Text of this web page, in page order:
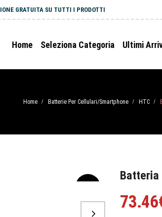
GRATUITA SU TUTTI I PRODOTTI
Home Seleziona Categoria Ultimi
Home / Batterie Per Cellulari/Smartphone / HTC /
Batteria